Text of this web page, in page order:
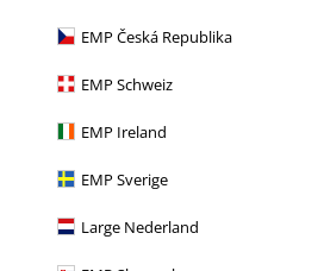
EMP Česká Republika
EMP Schweiz
EMP Ireland
EMP Sverige
Large Nederland
Téměř vyprodáno
Kč 3.129,00
Pláštěnka